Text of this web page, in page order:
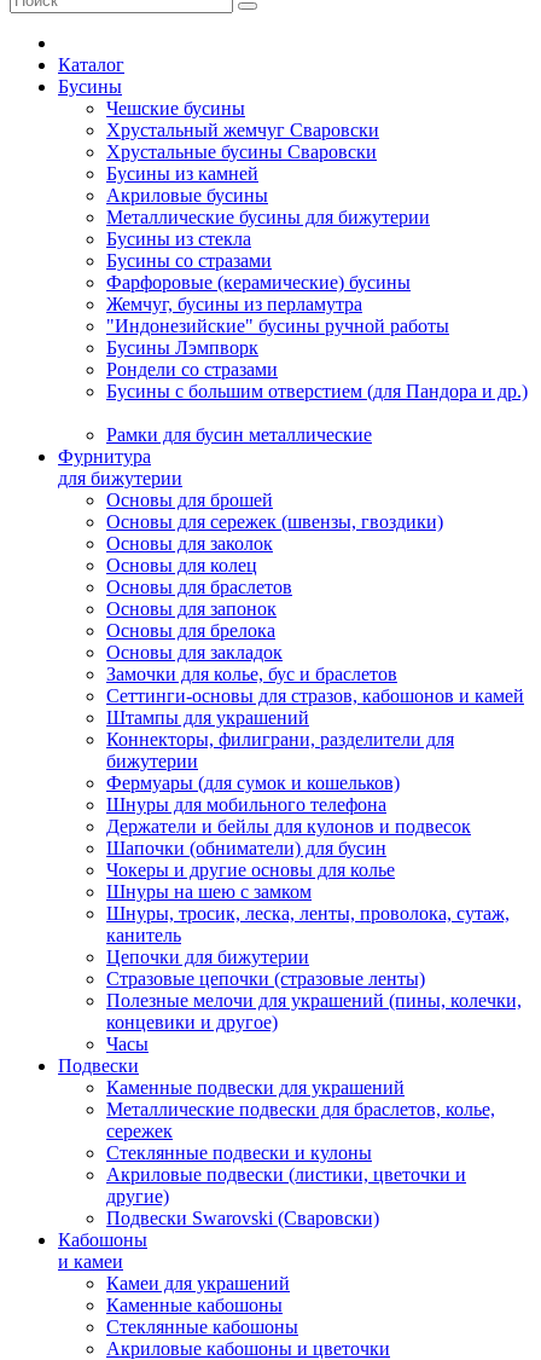
Каталог
Бусины
Чешские бусины
Хрустальный жемчуг Сваровски
Хрустальные бусины Сваровски
Бусины из камней
Акриловые бусины
Металлические бусины для бижутерии
Бусины из стекла
Бусины со стразами
Фарфоровые (керамические) бусины
Жемчуг, бусины из перламутра
"Индонезийские" бусины ручной работы
Бусины Лэмпворк
Рондели со стразами
Бусины с большим отверстием (для Пандора и др.)
Рамки для бусин металлические
Фурнитура
для бижутерии
Основы для брошей
Основы для сережек (швензы, гвоздики)
Основы для заколок
Основы для колец
Основы для браслетов
Основы для запонок
Основы для брелока
Основы для закладок
Замочки для колье, бус и браслетов
Сеттинги-основы для стразов, кабошонов и камей
Штампы для украшений
Коннекторы, филиграни, разделители для
бижутерии
Фермуары (для сумок и кошельков)
Шнуры для мобильного телефона
Держатели и бейлы для кулонов и подвесок
Шапочки (обниматели) для бусин
Чокеры и другие основы для колье
Шнуры на шею с замком
Шнуры, тросик, леска, ленты, проволока, сутаж,
канитель
Цепочки для бижутерии
Стразовые цепочки (стразовые ленты)
Полезные мелочи для украшений (пины, колечки,
концевики и другое)
Часы
Подвески
Каменные подвески для украшений
Металлические подвески для браслетов, колье,
сережек
Стеклянные подвески и кулоны
Акриловые подвески (листики, цветочки и
другие)
Подвески Swarovski (Сваровски)
Кабошоны
и камеи
Камеи для украшений
Каменные кабошоны
Стеклянные кабошоны
Акриловые кабошоны и цветочки